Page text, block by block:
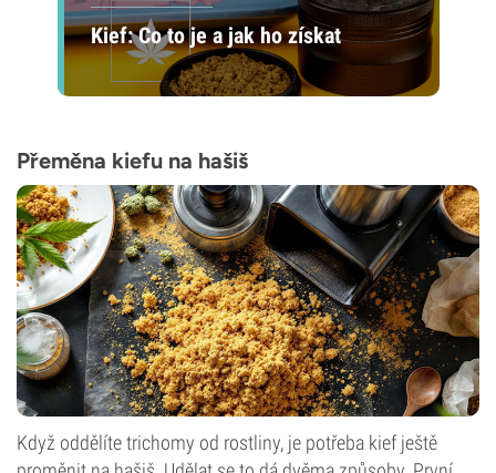
Kief: Co to je a jak ho získat
Přeměna kiefu na hašiš
Když oddělíte trichomy od rostliny, je potřeba kief ještě